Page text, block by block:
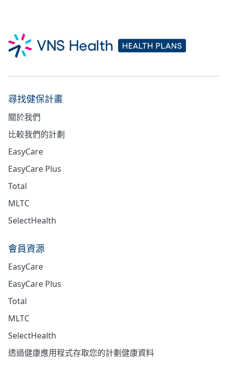
尋找健保計畫
關於我們
比較我們的計劃
EasyCare
EasyCare Plus
Total
MLTC
SelectHealth
會員資源
EasyCare
EasyCare Plus
Total
MLTC
SelectHealth
透過健康應用程式存取您的計劃健康資料